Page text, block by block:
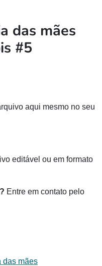
das mães
#5
aqui mesmo no seu
editável ou em formato
Entre em contato pelo
das mães